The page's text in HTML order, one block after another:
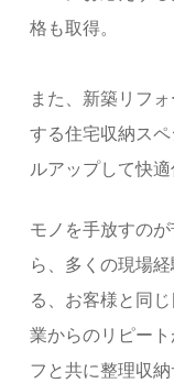
格も取得。
また、新築リフ
する住宅収納ス
ルアップして快適
モノを⼿放すの
ら、多くの現場
る、お客様と同
業からのリピー
フと共に整理収